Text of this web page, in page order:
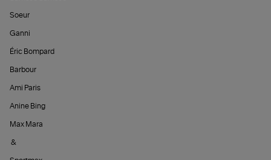
Soeur
Ganni
Éric Bompard
Barbour
Ami Paris
Anine Bing
Max Mara
&